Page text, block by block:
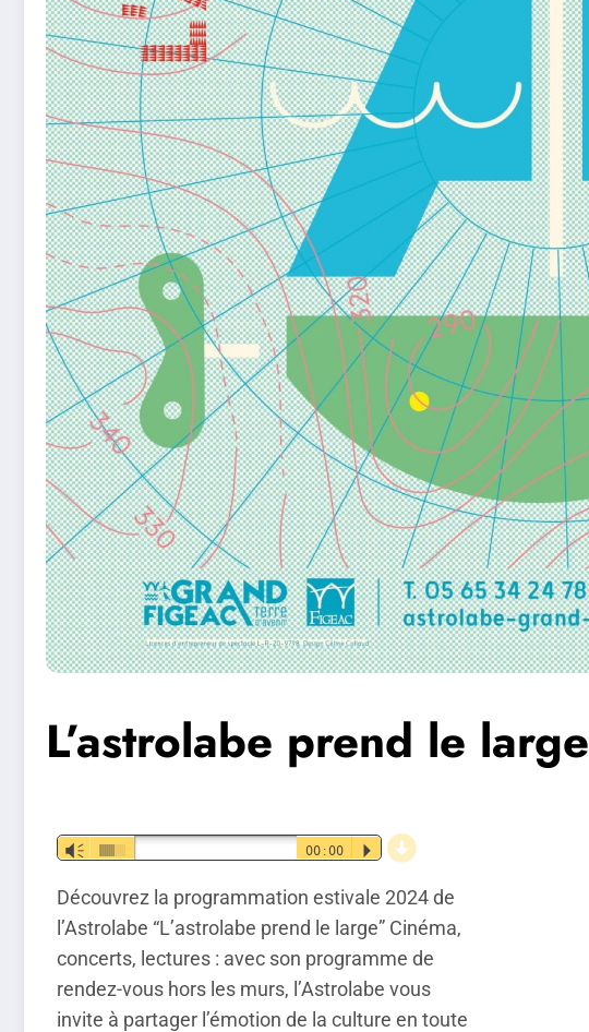
L’astrolabe prend le large
Lecteur
Vm 00:00 P d
Découvrez la programmation estivale 2024 de
l’Astrolabe “L’astrolabe prend le large” Cinéma,
concerts, lectures : avec son programme de
rendez-vous hors les murs, l’Astrolabe vous
invite à partager l’émotion de la culture en toute